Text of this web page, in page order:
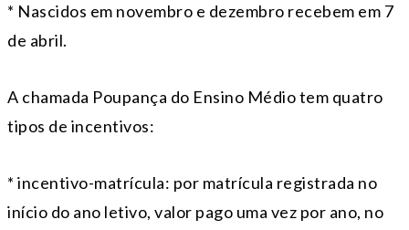
* Nascidos em novembro e dezembro recebem em 7
de abril.
A chamada Poupança do Ensino Médio tem quatro
tipos de incentivos:
* incentivo-matrícula: por matrícula registrada no
início do ano letivo, valor pago uma vez por ano, no